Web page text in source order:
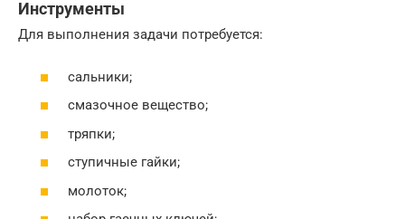
Инструменты
Для выполнения задачи потребуется:
сальники;
смазочное вещество;
тряпки;
ступичные гайки;
молоток;